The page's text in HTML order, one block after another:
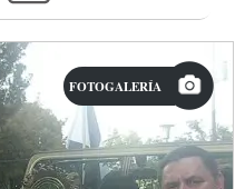
FOTOGALERÍA